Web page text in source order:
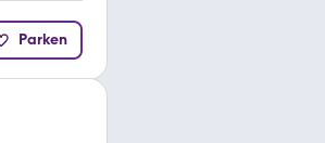
Parken